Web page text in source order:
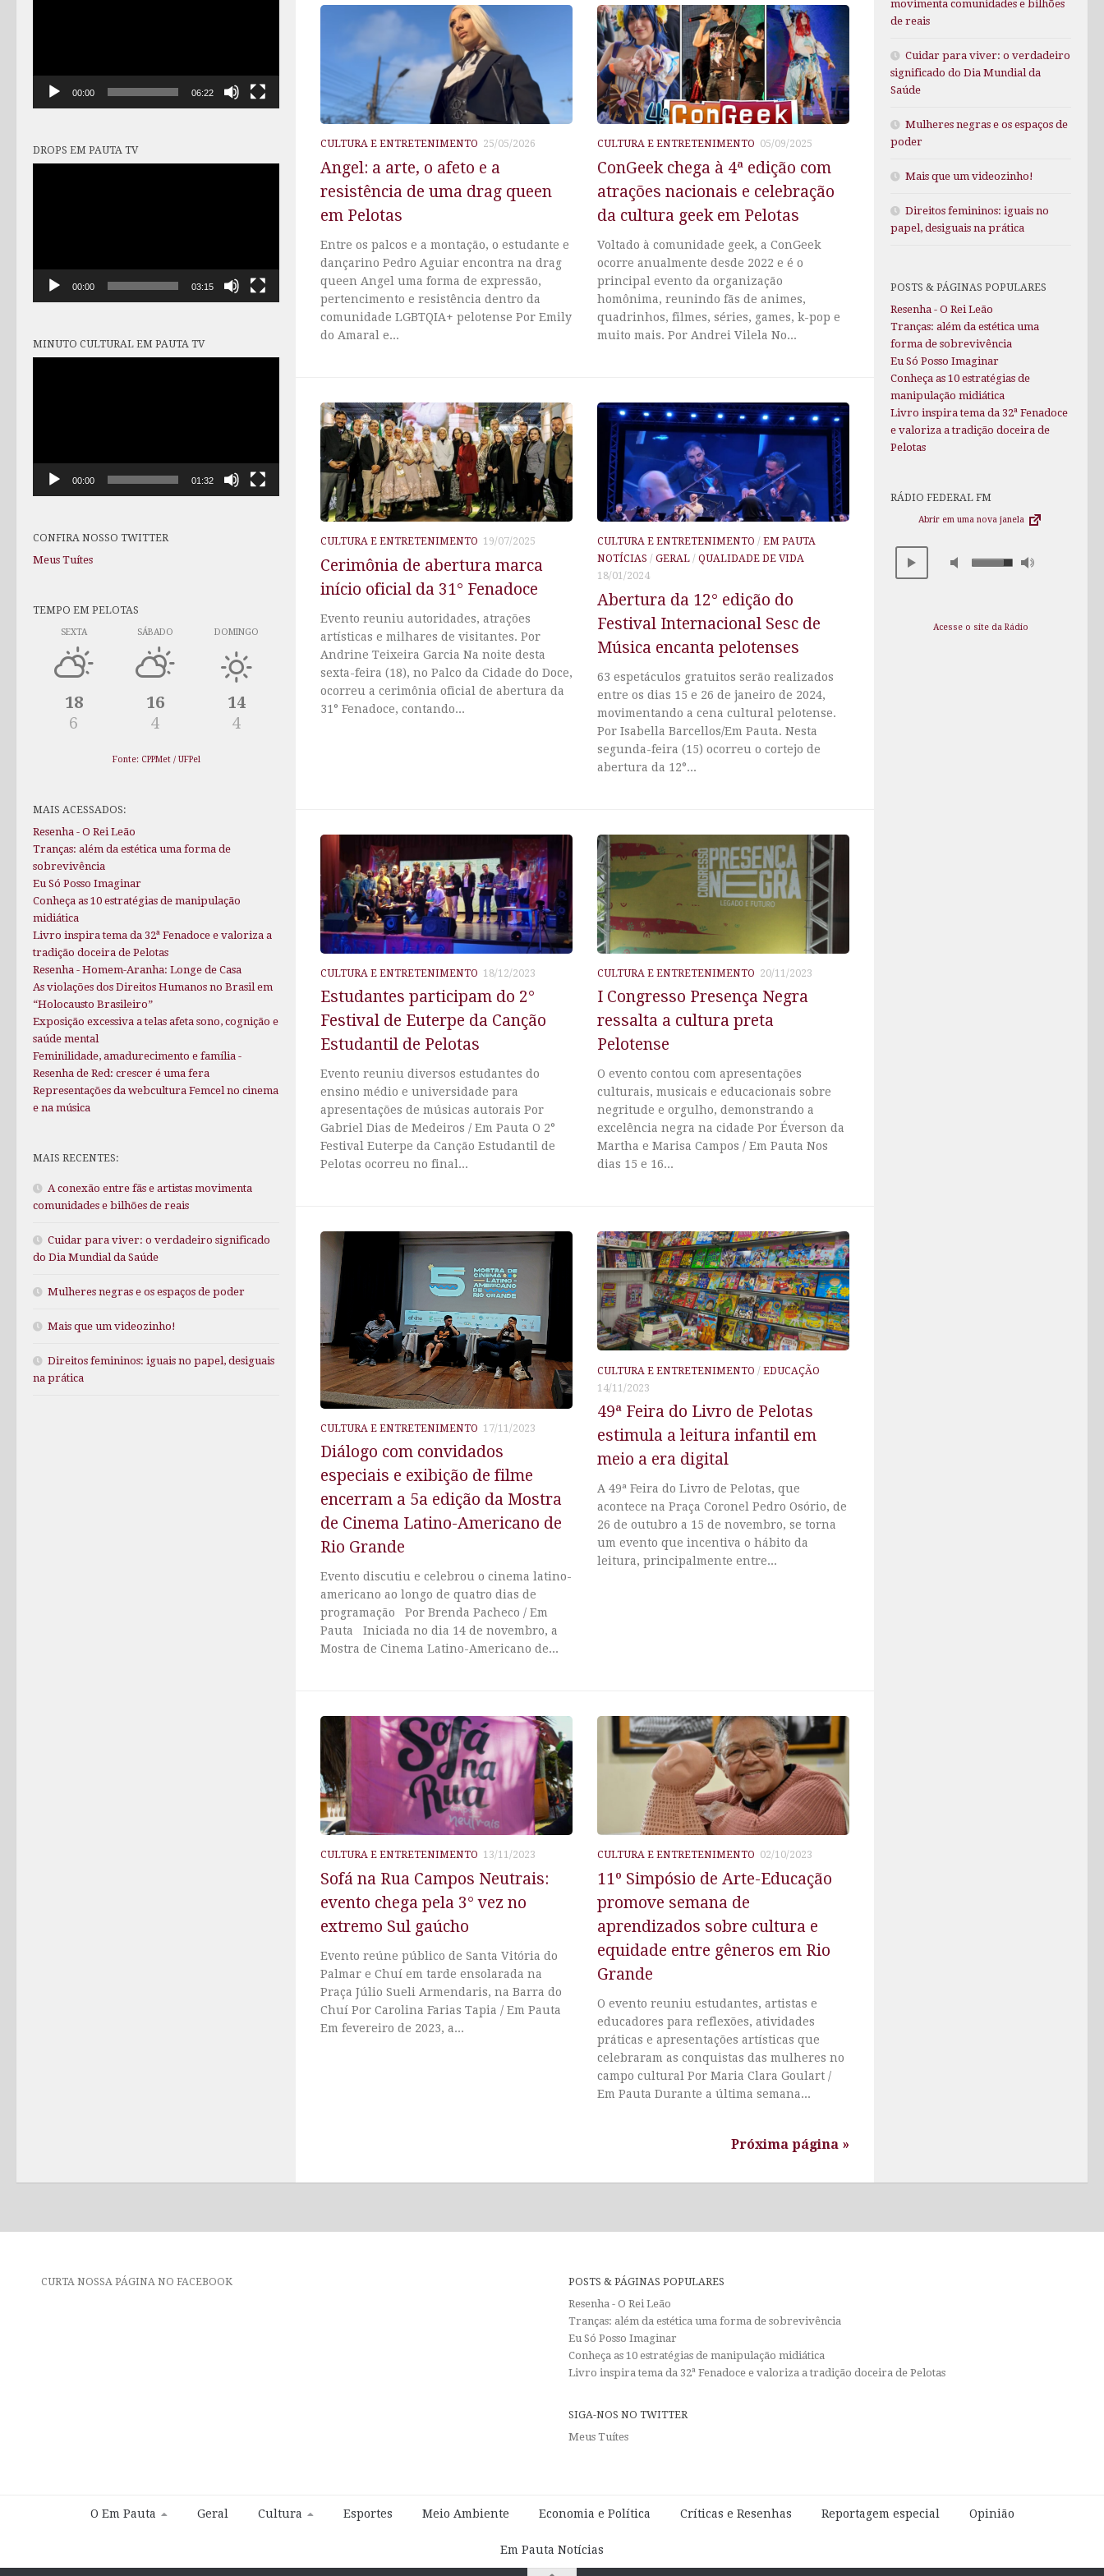
CULTURA E ENTRETENIMENTO 25/05/2026
Angel: a arte, o afeto e a
resistência de uma drag queen
em Pelotas
Entre os palcos e a montação, o estudante e
dançarino Pedro Aguiar encontra na drag
queen Angel uma forma de expressão,
pertencimento e resistência dentro da
comunidade LGBTQIA+ pelotense Por Emily
do Amaral e...
CULTURA E ENTRETENIMENTO 05/09/2025
ConGeek chega à 4ª edição com
atrações nacionais e celebração
da cultura geek em Pelotas
Voltado à comunidade geek, a ConGeek
ocorre anualmente desde 2022 e é o
principal evento da organização
homônima, reunindo fãs de animes,
quadrinhos, filmes, séries, games, k-pop e
muito mais. Por Andrei Vilela No...
CULTURA E ENTRETENIMENTO 19/07/2025
Cerimônia de abertura marca
início oficial da 31° Fenadoce
Evento reuniu autoridades, atrações
artísticas e milhares de visitantes. Por
Andrine Teixeira Garcia Na noite desta
sexta-feira (18), no Palco da Cidade do Doce,
ocorreu a cerimônia oficial de abertura da
31° Fenadoce, contando...
CULTURA E ENTRETENIMENTO / EM PAUTA
NOTÍCIAS / GERAL / QUALIDADE DE VIDA
18/01/2024
Abertura da 12° edição do
Festival Internacional Sesc de
Música encanta pelotenses
63 espetáculos gratuitos serão realizados
entre os dias 15 e 26 de janeiro de 2024,
movimentando a cena cultural pelotense.
Por Isabella Barcellos/Em Pauta. Nesta
segunda-feira (15) ocorreu o cortejo de
abertura da 12°...
CULTURA E ENTRETENIMENTO 18/12/2023
Estudantes participam do 2°
Festival de Euterpe da Canção
Estudantil de Pelotas
Evento reuniu diversos estudantes do
ensino médio e universidade para
apresentações de músicas autorais Por
Gabriel Dias de Medeiros / Em Pauta O 2°
Festival Euterpe da Canção Estudantil de
Pelotas ocorreu no final...
CULTURA E ENTRETENIMENTO 20/11/2023
I Congresso Presença Negra
ressalta a cultura preta
Pelotense
O evento contou com apresentações
culturais, musicais e educacionais sobre
negritude e orgulho, demonstrando a
excelência negra na cidade Por Éverson da
Martha e Marisa Campos / Em Pauta Nos
dias 15 e 16...
CULTURA E ENTRETENIMENTO 17/11/2023
Diálogo com convidados
especiais e exibição de filme
encerram a 5a edição da Mostra
de Cinema Latino-Americano de
Rio Grande
Evento discutiu e celebrou o cinema latino-
americano ao longo de quatro dias de
programação Por Brenda Pacheco / Em
Pauta Iniciada no dia 14 de novembro, a
Mostra de Cinema Latino-Americano de...
CULTURA E ENTRETENIMENTO / EDUCAÇÃO
14/11/2023
49ª Feira do Livro de Pelotas
estimula a leitura infantil em
meio a era digital
A 49ª Feira do Livro de Pelotas, que
acontece na Praça Coronel Pedro Osório, de
26 de outubro a 15 de novembro, se torna
um evento que incentiva o hábito da
leitura, principalmente entre...
CULTURA E ENTRETENIMENTO 13/11/2023
Sofá na Rua Campos Neutrais:
evento chega pela 3° vez no
extremo Sul gaúcho
Evento reúne público de Santa Vitória do
Palmar e Chuí em tarde ensolarada na
Praça Júlio Sueli Armendaris, na Barra do
Chuí Por Carolina Farias Tapia / Em Pauta
Em fevereiro de 2023, a...
CULTURA E ENTRETENIMENTO 02/10/2023
11º Simpósio de Arte-Educação
promove semana de
aprendizados sobre cultura e
equidade entre gêneros em Rio
Grande
O evento reuniu estudantes, artistas e
educadores para reflexões, atividades
práticas e apresentações artísticas que
celebraram as conquistas das mulheres no
campo cultural Por Maria Clara Goulart /
Em Pauta Durante a última semana...
Próxima página »
00:00 06:22
DROPS EM PAUTA TV
00:00 03:15
MINUTO CULTURAL EM PAUTA TV
00:00 01:32
CONFIRA NOSSO TWITTER
Meus Tuítes
TEMPO EM PELOTAS
SEXTA
18
6
SÁBADO
16
4
DOMINGO
14
4
Fonte: CPPMet / UFPel
MAIS ACESSADOS:
Resenha - O Rei Leão
Tranças: além da estética uma forma de
sobrevivência
Eu Só Posso Imaginar
Conheça as 10 estratégias de manipulação
midiática
Livro inspira tema da 32ª Fenadoce e valoriza a
tradição doceira de Pelotas
Resenha - Homem-Aranha: Longe de Casa
As violações dos Direitos Humanos no Brasil em
“Holocausto Brasileiro”
Exposição excessiva a telas afeta sono, cognição e
saúde mental
Feminilidade, amadurecimento e família -
Resenha de Red: crescer é uma fera
Representações da webcultura Femcel no cinema
e na música
MAIS RECENTES:
A conexão entre fãs e artistas movimenta
comunidades e bilhões de reais
Cuidar para viver: o verdadeiro significado
do Dia Mundial da Saúde
Mulheres negras e os espaços de poder
Mais que um videozinho!
Direitos femininos: iguais no papel, desiguais
na prática
movimenta comunidades e bilhões
de reais
Cuidar para viver: o verdadeiro
significado do Dia Mundial da
Saúde
Mulheres negras e os espaços de
poder
Mais que um videozinho!
Direitos femininos: iguais no
papel, desiguais na prática
POSTS & PÁGINAS POPULARES
Resenha - O Rei Leão
Tranças: além da estética uma
forma de sobrevivência
Eu Só Posso Imaginar
Conheça as 10 estratégias de
manipulação midiática
Livro inspira tema da 32ª Fenadoce
e valoriza a tradição doceira de
Pelotas
RÁDIO FEDERAL FM
Abrir em uma nova janela
Acesse o site da Rádio
CURTA NOSSA PÁGINA NO FACEBOOK
POSTS & PÁGINAS POPULARES
Resenha - O Rei Leão
Tranças: além da estética uma forma de sobrevivência
Eu Só Posso Imaginar
Conheça as 10 estratégias de manipulação midiática
Livro inspira tema da 32ª Fenadoce e valoriza a tradição doceira de Pelotas
SIGA-NOS NO TWITTER
Meus Tuítes
O Em Pauta Geral Cultura Esportes Meio Ambiente Economia e Política Críticas e Resenhas Reportagem especial Opinião
Em Pauta Notícias